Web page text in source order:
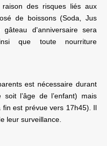
des risques liés aux
de boissons (Soda, Jus
d'anniversaire sera
que toute nourriture
est nécessaire durant
l’âge de l’enfant) mais
est prévue vers 17h45). Il
leur surveillance.